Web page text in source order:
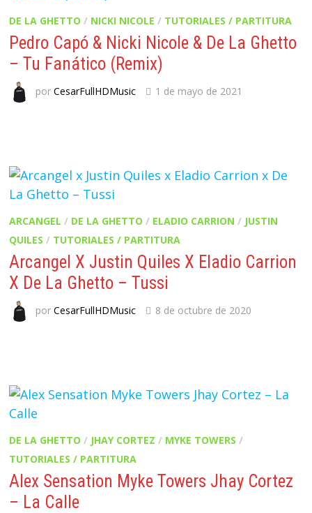
DE LA GHETTO / NICKI NICOLE / TUTORIALES / PARTITURA
Pedro Capó & Nicki Nicole & De La Ghetto
– Tu Fanático (Remix)
porCesarFullHDMusic 1 de mayo de 2021
ARCANGEL / DE LA GHETTO / ELADIO CARRION / JUSTIN
QUILES / TUTORIALES / PARTITURA
Arcangel X Justin Quiles X Eladio Carrion
X De La Ghetto – Tussi
porCesarFullHDMusic 8 de octubre de 2020
DE LA GHETTO / JHAY CORTEZ / MYKE TOWERS /
TUTORIALES / PARTITURA
Alex Sensation Myke Towers Jhay Cortez
– La Calle